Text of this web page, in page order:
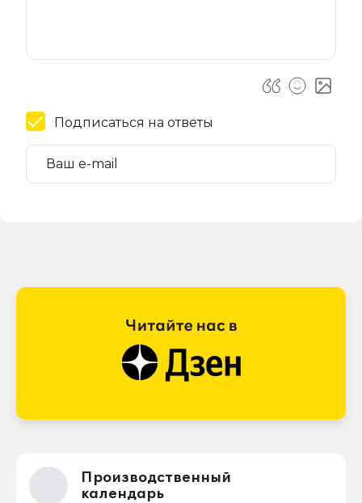
Подписаться на ответы
Производственный
календарь